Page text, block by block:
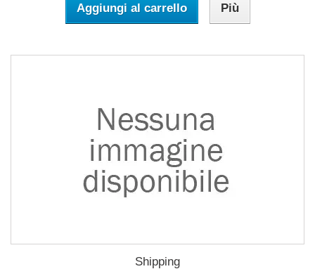
Aggiungi al carrello Più
Shipping